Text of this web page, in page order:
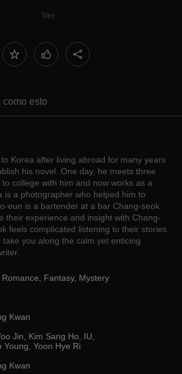
Ver
como esto
Korea after living abroad for many years
his novel. One day, he meets three
college with him and now works as a
is a photographer who helped him to
eun is a bartender at a bar Chang-seok
their experience and insight with Chang-
feels complicated listening to their stories.
you along the calm yet enticing
Romance Fantasy, Mystery
Kwan
Jin Kim Sang Ho IU
Young Yoon Hye Ri
Kwan